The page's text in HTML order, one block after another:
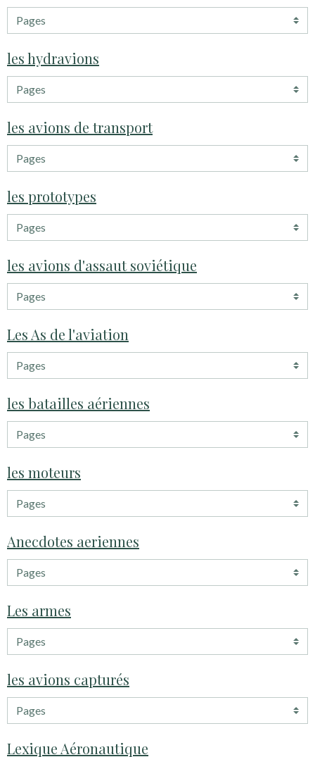
les hydravions
les avions de transport
les prototypes
les avions d'assaut soviétique
Les As de l'aviation
les batailles aériennes
les moteurs
Anecdotes aeriennes
Les armes
les avions capturés
Lexique Aéronautique